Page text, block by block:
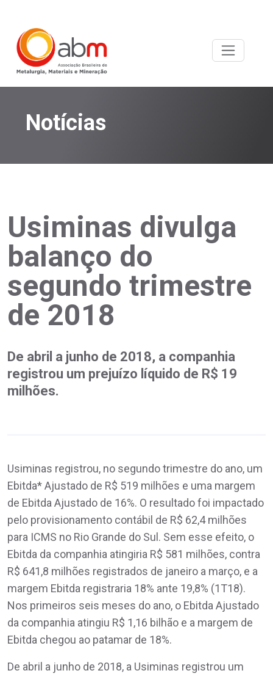
Notícias
Usiminas divulga
balanço do
segundo trimestre
de 2018
De abril a junho de 2018, a companhia
registrou um prejuízo líquido de R$ 19
milhões.
Usiminas registrou, no segundo trimestre do ano, um
Ebitda* Ajustado de R$ 519 milhões e uma margem
de Ebitda Ajustado de 16%. O resultado foi impactado
pelo provisionamento contábil de R$ 62,4 milhões
para ICMS no Rio Grande do Sul. Sem esse efeito, o
Ebitda da companhia atingiria R$ 581 milhões, contra
R$ 641,8 milhões registrados de janeiro a março, e a
margem Ebitda registraria 18% ante 19,8% (1T18).
Nos primeiros seis meses do ano, o Ebitda Ajustado
da companhia atingiu R$ 1,16 bilhão e a margem de
Ebitda chegou ao patamar de 18%.
De abril a junho de 2018, a Usiminas registrou um